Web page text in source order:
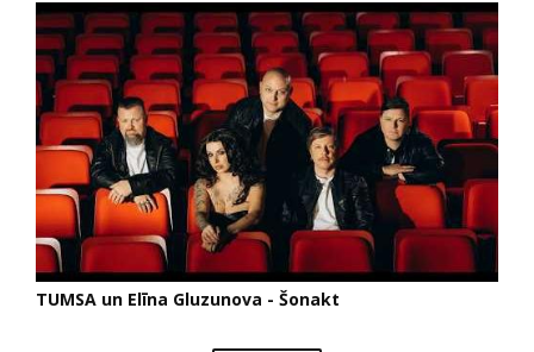
TUMSA un Elīna Gluzunova - Šonakt